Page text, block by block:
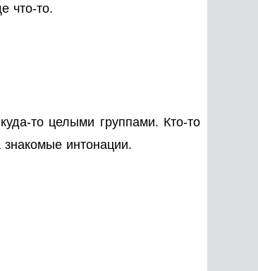
что-то.
то целыми группами. Кто-то
интонации.